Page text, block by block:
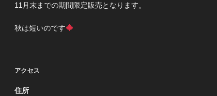
11月末までの期間限定販売となります。
秋は短いのです
アクセス
住所